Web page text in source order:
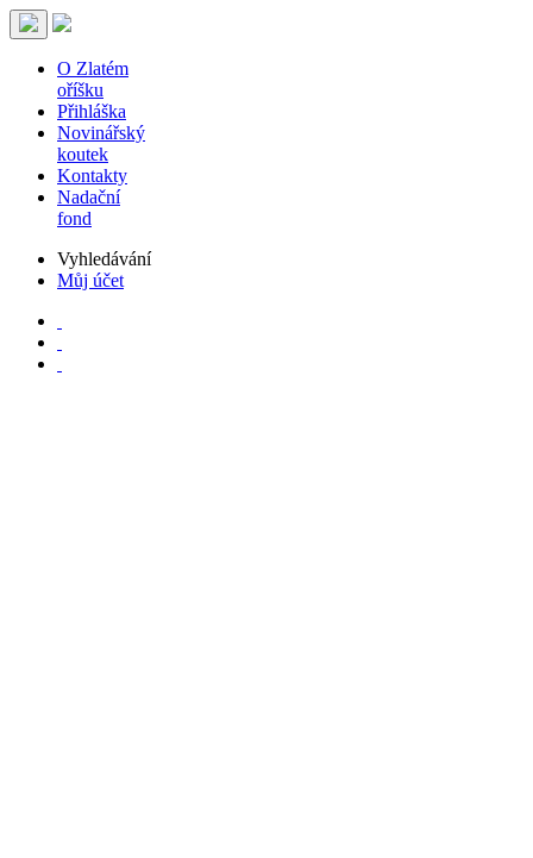
O Zlatém
oříšku
Přihláška
Novinářský
koutek
Kontakty
Nadační
fond
Vyhledávání
Můj účet